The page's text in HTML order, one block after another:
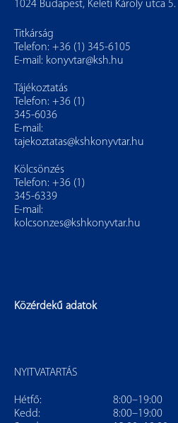
1024 Budapest, Keleti Károly utca 5.
Titkárság
Telefon: +36 (1) 345-6105
E-mail: konyvtar@ksh.hu
Tájékoztatás
Telefon: +36 (1)
345-6036
E-mail:
tajekoztatas@kshkonyvtar.hu
Kölcsönzés
Telefon: +36 (1)
345-6339
E-mail:
kolcsonzes@kshkonyvtar.hu
Közérdekű adatok
NYITVATARTÁS
Hétfő:
8:00–19:00
Kedd:
8:00–19:00